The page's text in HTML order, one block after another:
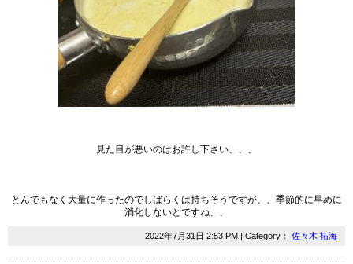
見た目が悪いのはお許し下さい、、、
とんでもなく大量に作ったのでしばらくは持ちそうですが、、季節的に早めに
消化しないとですね、、
2022年7月31日 2:53 PM | Category： 佐々木 拓海